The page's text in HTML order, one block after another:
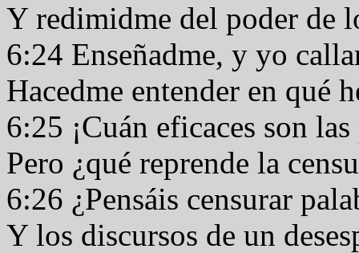
Y redimidme del poder de
6:24 Enseñadme, y yo
Hacedme entender en qué
6:25 ¡Cuán eficaces son
Pero ¿qué reprende la
6:26 ¿Pensáis censurar
Y los discursos de un